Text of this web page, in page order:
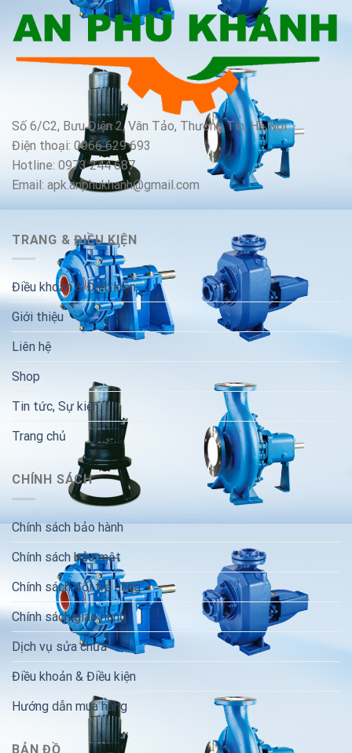
Số 6/C2, Bưu Điện 2, Vân Tảo, Thường Tín, Hà Nội
Điện thoại: 0966 629 693
Hotline: 0973 244 687
Email: apk.anphukhanh@gmail.com
TRANG & ĐIỀU KIỆN
Điều khoản & Điều kiện
Giới thiệu
Liên hệ
Shop
Tin tức, Sự kiện
Trang chủ
CHÍNH SÁCH
Chính sách bảo hành
Chính sách bảo mật
Chính sách đổi trả hàng
Chính sách giao hàng
Dịch vụ sửa chữa
Điều khoản & Điều kiện
Hướng dẫn mua hàng
BẢN ĐỒ